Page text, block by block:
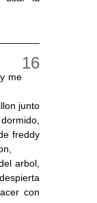
me
junto
freddy
arbol,
con